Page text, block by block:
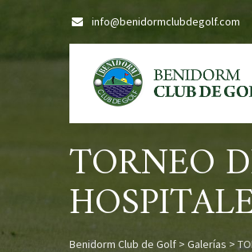
info@benidormclubdegolf.com
TORNEO
Benidorm Club de Golf > Galerías >